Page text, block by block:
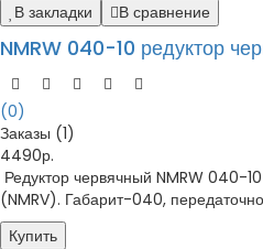
В закладки В сравнение
NMRW 040-10 редуктор
(0)
Заказы (1)
4490р.
Редуктор червячный NMRW 040-
(NMRV). Габарит-040,
Купить